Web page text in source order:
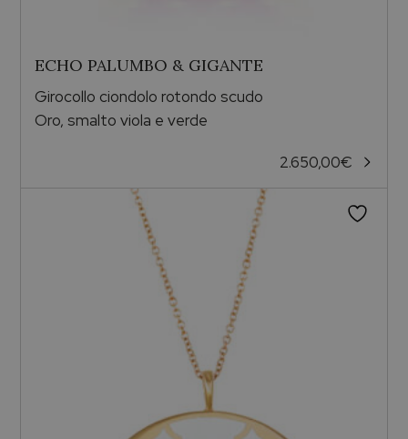
ECHO PALUMBO & GIGANTE
Girocollo ciondolo rotondo scudo
Oro, smalto viola e verde
2.650,00€